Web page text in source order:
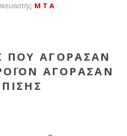
M T A
ΠΟΥ ΑΓΌΡΑΣΑΝ
ΑΓΌΡΑΣΑΝ